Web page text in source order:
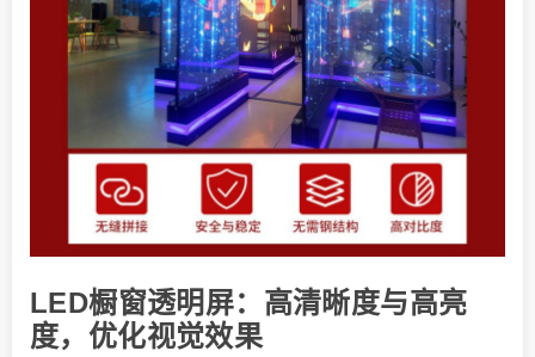
LED橱窗透明屏：高清晰度与高亮
度，优化视觉效果